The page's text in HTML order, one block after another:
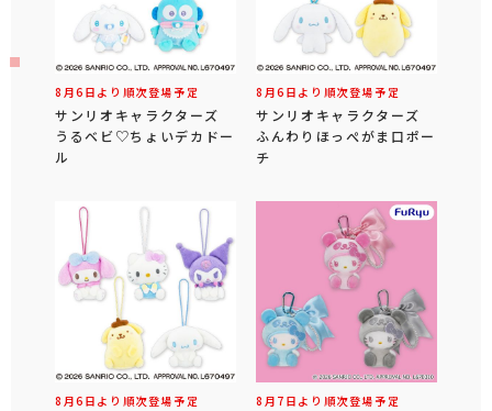
8月6日より順次登場予定
サンリオキャラクターズ
うるベビ♡ちょいデカドー
ル
8月6日より順次登場予定
サンリオキャラクターズ
ふんわりほっぺがま口ポー
チ
8月6日より順次登場予定 8月7日より順次登場予定